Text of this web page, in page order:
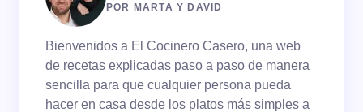
POR MARTA Y DAVID
Bienvenidos a El Cocinero Casero, una web
de recetas explicadas paso a paso de manera
sencilla para que cualquier persona pueda
hacer en casa desde los platos más simples a